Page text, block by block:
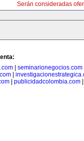
Serán consideradas
seminarionegocios.com
publicidadcolombia.com